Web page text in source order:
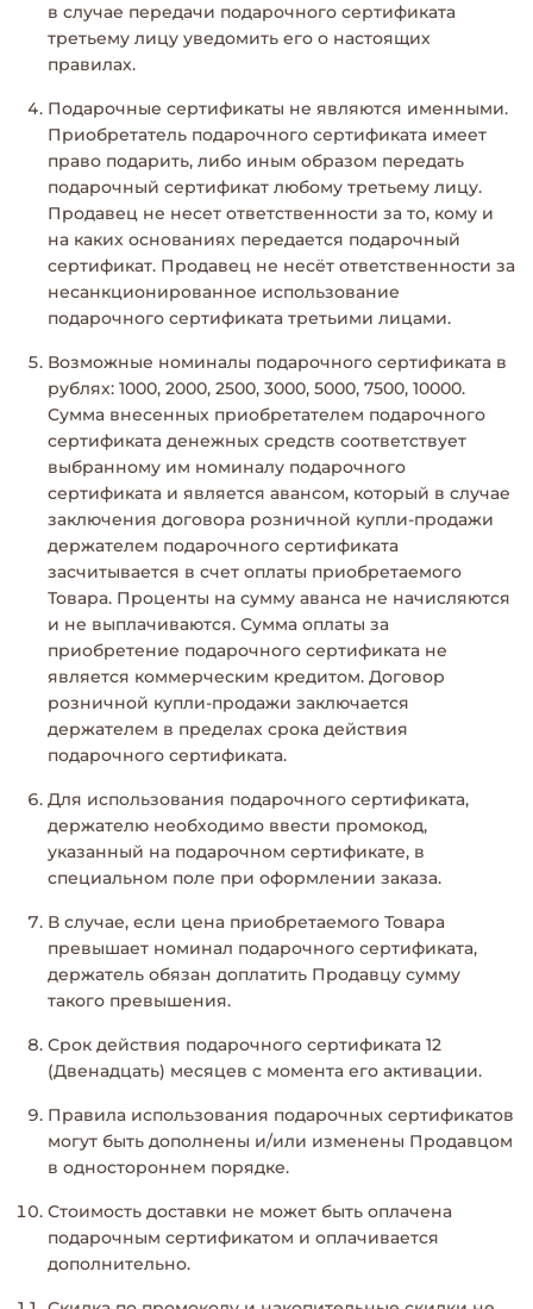
в случае передачи подарочного сертификата
третьему лицу уведомить его о настоящих
правилах.
Подарочные сертификаты не являются именными.
Приобретатель подарочного сертификата имеет
право подарить, либо иным образом передать
подарочный сертификат любому третьему лицу.
Продавец не несет ответственности за то, кому и
на каких основаниях передается подарочный
сертификат. Продавец не несёт ответственности за
несанкционированное использование
подарочного сертификата третьими лицами.
Возможные номиналы подарочного сертификата в
рублях: 1000, 2000, 2500, 3000, 5000, 7500, 10000.
Сумма внесенных приобретателем подарочного
сертификата денежных средств соответствует
выбранному им номиналу подарочного
сертификата и является авансом, который в случае
заключения договора розничной купли-продажи
держателем подарочного сертификата
засчитывается в счет оплаты приобретаемого
Товара. Проценты на сумму аванса не начисляются
и не выплачиваются. Сумма оплаты за
приобретение подарочного сертификата не
является коммерческим кредитом. Договор
розничной купли-продажи заключается
держателем в пределах срока действия
подарочного сертификата.
Для использования подарочного сертификата,
держателю необходимо ввести промокод,
указанный на подарочном сертификате, в
специальном поле при оформлении заказа.
В случае, если цена приобретаемого Товара
превышает номинал подарочного сертификата,
держатель обязан доплатить Продавцу сумму
такого превышения.
Срок действия подарочного сертификата 12
(Двенадцать) месяцев с момента его активации.
Правила использования подарочных сертификатов
могут быть дополнены и/или изменены Продавцом
в одностороннем порядке.
Стоимость доставки не может быть оплачена
подарочным сертификатом и оплачивается
дополнительно.